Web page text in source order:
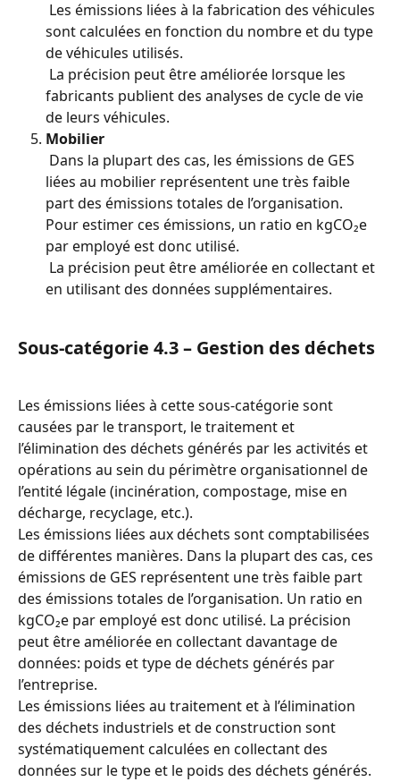
sont calculées en fonction du nombre et du type
de véhicules utilisés.
fabricants publient des analyses de cycle de vie
de leurs véhicules.
Mobilier
liées au mobilier représentent une très faible
part des émissions totales de l’organisation.
Pour estimer ces émissions, un ratio en kgCO₂e
par employé est donc utilisé.
en utilisant des données supplémentaires.
Sous-catégorie 4.3 – Gestion des déchets
Les émissions liées à cette sous-catégorie sont
causées par le transport, le traitement et
l’élimination des déchets générés par les activités et
opérations au sein du périmètre organisationnel de
l’entité légale (incinération, compostage, mise en
décharge, recyclage, etc.).
Les émissions liées aux déchets sont comptabilisées
de différentes manières. Dans la plupart des cas, ces
émissions de GES représentent une très faible part
des émissions totales de l’organisation. Un ratio en
kgCO₂e par employé est donc utilisé. La précision
peut être améliorée en collectant davantage de
données: poids et type de déchets générés par
l’entreprise.
Les émissions liées au traitement et à l’élimination
des déchets industriels et de construction sont
systématiquement calculées en collectant des
données sur le type et le poids des déchets générés.